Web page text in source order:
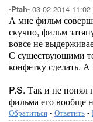
-Ptah- 03-02-2014-11:02
А мне фильм
скучно, фильм
вовсе не
С существующими
конфетку сделать.
P.S. Так и не
фильма его вообще
Обратиться - Ответить -